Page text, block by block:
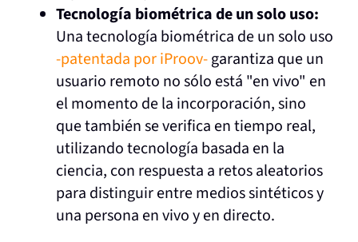
Tecnología biométrica de un solo uso:
Una tecnología biométrica de un solo uso
-patentada por iProov-garantiza que un
usuario remoto no sólo está "en vivo" en
el momento de la incorporación, sino
que también se verifica en tiempo real,
utilizando tecnología basada en la
ciencia, con respuesta a retos aleatorios
para distinguir entre medios sintéticos y
una persona en vivo y en directo.